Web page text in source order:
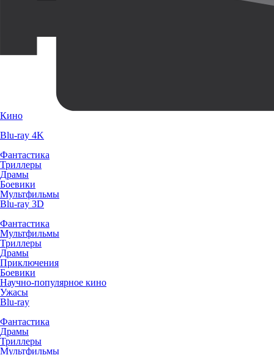
Кино
Blu-ray 4K
Фантастика
Триллеры
Драмы
Боевики
Мультфильмы
Blu-ray 3D
Фантастика
Мультфильмы
Триллеры
Драмы
Приключения
Боевики
Научно-популярное кино
Ужасы
Blu-ray
Фантастика
Драмы
Триллеры
Мультфильмы